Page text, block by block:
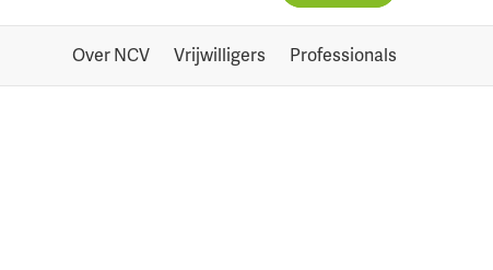
Over NCV Vrijwilligers Professionals